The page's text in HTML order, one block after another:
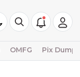
OMFG Pix Dump